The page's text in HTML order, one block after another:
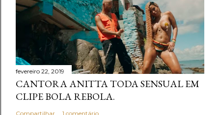
fevereiro 22, 2019
CANTORA ANITTA TODA SENSUAL EM
CLIPE BOLA REBOLA.
Compartilhar 1 comentário